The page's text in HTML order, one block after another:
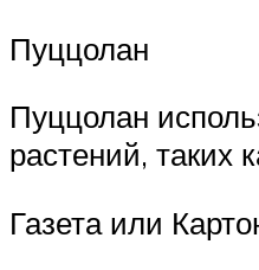
Пуццолан
Пуццолан
растений, таких
Газета или